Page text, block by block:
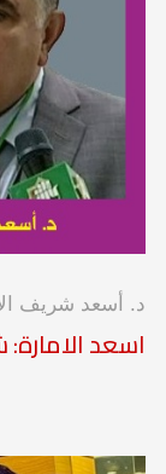
د. أسعد شريف
اسعد